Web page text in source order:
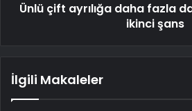
Ünlü çift ayrılığa daha fazla
ikinci şans
İlgili Makaleler